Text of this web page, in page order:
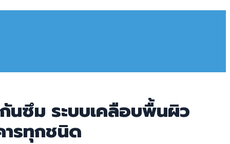
นซึม ระบบเคลือบพื้นผิว
รทุกชนิด